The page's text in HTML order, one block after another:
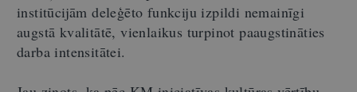
institūcijām deleģēto funkciju izpildi nemainīgi
augstā kvalitātē, vienlaikus turpinot paaugstināties
darba intensitātei.